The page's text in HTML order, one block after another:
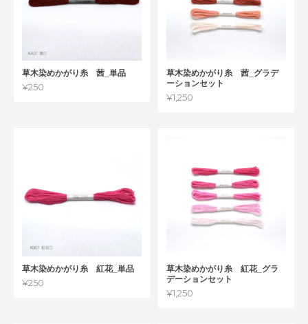
草木染めかがり糸 茜_単品
¥250
草木染めかがり糸 茜_グラデ
ーションセット
¥1,250
草木染めかがり糸 紅花_単品
¥250
草木染めかがり糸 紅花_グラ
デーションセット
¥1,250